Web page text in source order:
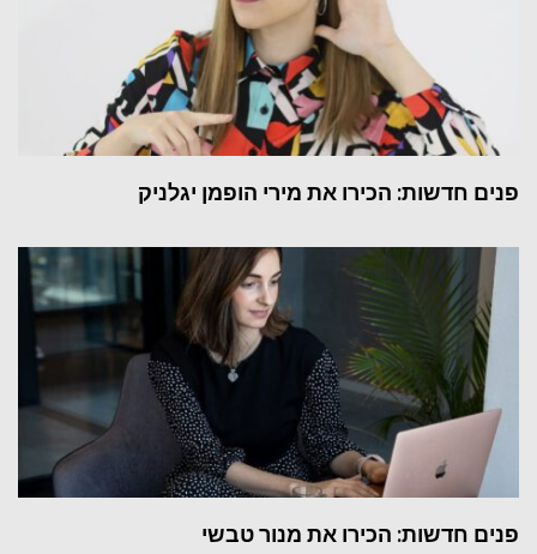
פנים חדשות: הכירו את מירי הופמן יגלניק
פנים חדשות: הכירו את מנור טבשי